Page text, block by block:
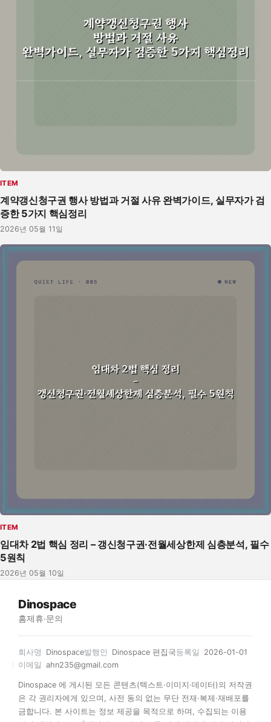
ITEM
계약갱신청구권 행사 방법과 거절 사유 완벽가이드, 실무자가 검
증한 5가지 핵심정리
2026년 05월 11일
ITEM
임대차 2법 핵심 정리 – 갱신청구권·전월세상한제 심층분석, 필수
5원칙
2026년 05월 10일
Dinospace
홈제휴·문의
회사명 Dinospace발행인 Dinospace 편집국등록일
2026-01-01
이메일 ahn235@gmail.com
Dinospace 에 게시된 모든 콘텐츠(텍스트·이미지·데이터)의 저작권
은 각 권리자에게 있으며, 사전 동의 없는 무단 전재·복제·재배포를
금합니다. 본 사이트는 정보 제공을 목적으로 하며, 수집되는 이용